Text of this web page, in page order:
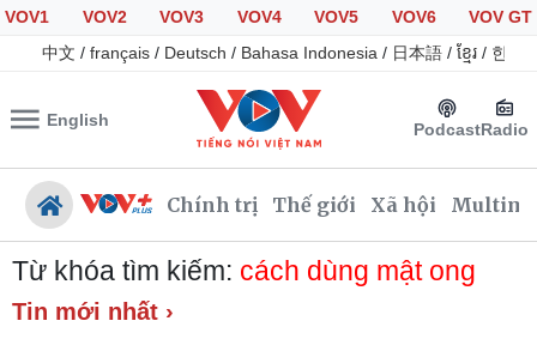
VOV1 VOV2 VOV3 VOV4 VOV5 VOV6
VOV GT
中文 / français / Deutsch / Bahasa Indonesia / 日本語 / ខ្មែរ / 한국
English PodcastRadio
Chính trị Thế giới Xã hội
Từ khóa tìm kiếm: cách dùng mật ong
Tin mới nhất ›